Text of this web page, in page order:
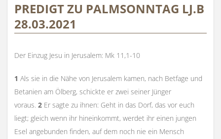
PREDIGT ZU PALMSONNTAG LJ.B
28.03.2021
Der Einzug Jesu in Jerusalem: Mk 11,1-10
1 Als sie in die Nähe von Jerusalem kamen, nach Betfage und
Betanien am Ölberg, schickte er zwei seiner Jünger
voraus. 2Er sagte zu ihnen: Geht in das Dorf, das vor euch
liegt; gleich wenn ihr hineinkommt, werdet ihr einen jungen
Esel angebunden finden, auf dem noch nie ein Mensch